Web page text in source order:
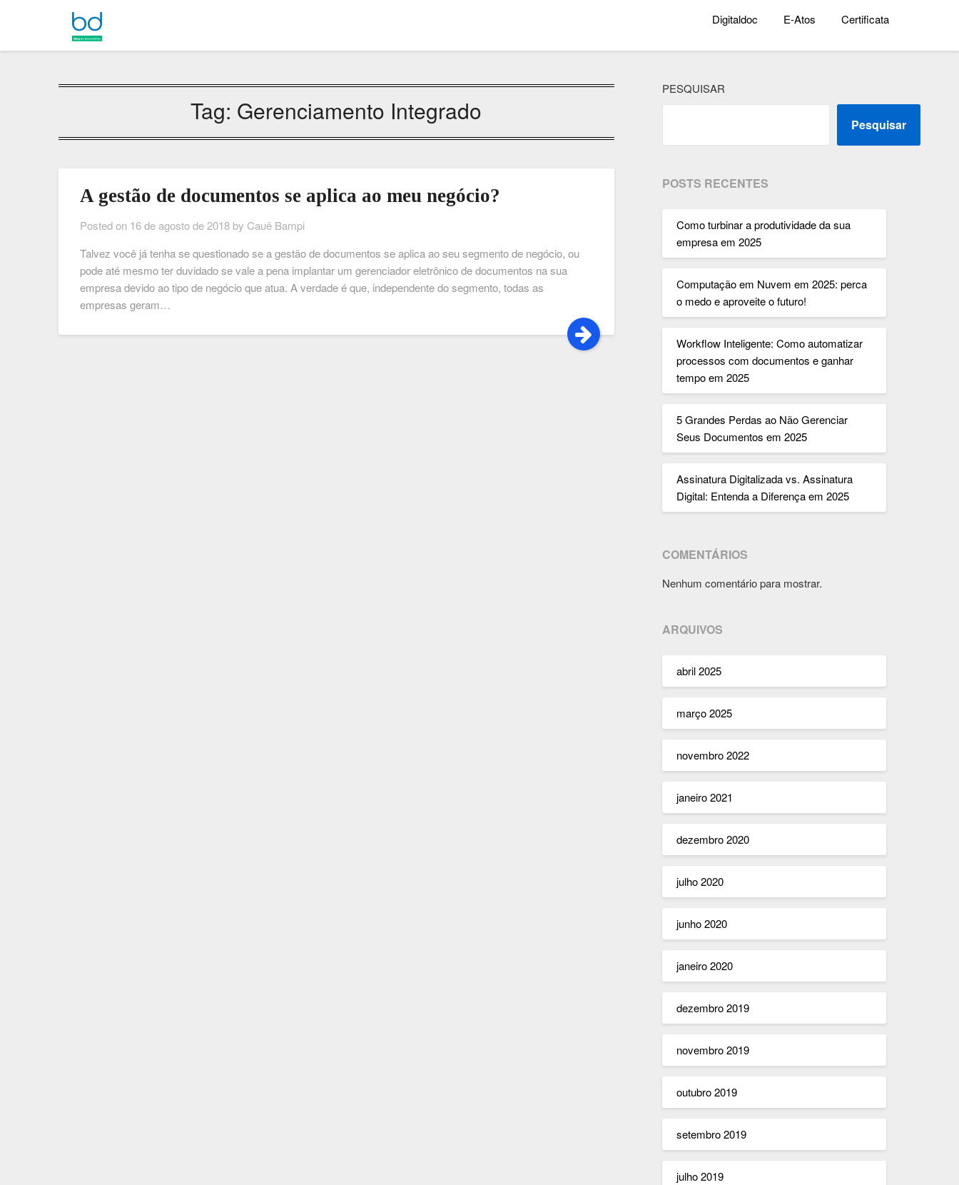
Digitaldoc E-Atos Certificata
Tag: Gerenciamento Integrado
A gestão de documentos se aplica ao meu negócio?
Posted on 16 de agosto de 2018 by Cauê Bampi
Talvez você já tenha se questionado se a gestão de documentos se aplica ao seu segmento de negócio, ou
pode até mesmo ter duvidado se vale a pena implantar um gerenciador eletrônico de documentos na sua
empresa devido ao tipo de negócio que atua. A verdade é que, independente do segmento, todas as
empresas geram…
PESQUISAR
Pesquisar
POSTS RECENTES
Como turbinar a produtividade da sua
empresa em 2025
Computação em Nuvem em 2025: perca
o medo e aproveite o futuro!
Workflow Inteligente: Como automatizar
processos com documentos e ganhar
tempo em 2025
5 Grandes Perdas ao Não Gerenciar
Seus Documentos em 2025
Assinatura Digitalizada vs. Assinatura
Digital: Entenda a Diferença em 2025
COMENTÁRIOS
Nenhum comentário para mostrar.
ARQUIVOS
abril 2025
março 2025
novembro 2022
janeiro 2021
dezembro 2020
julho 2020
junho 2020
janeiro 2020
dezembro 2019
novembro 2019
outubro 2019
setembro 2019
julho 2019